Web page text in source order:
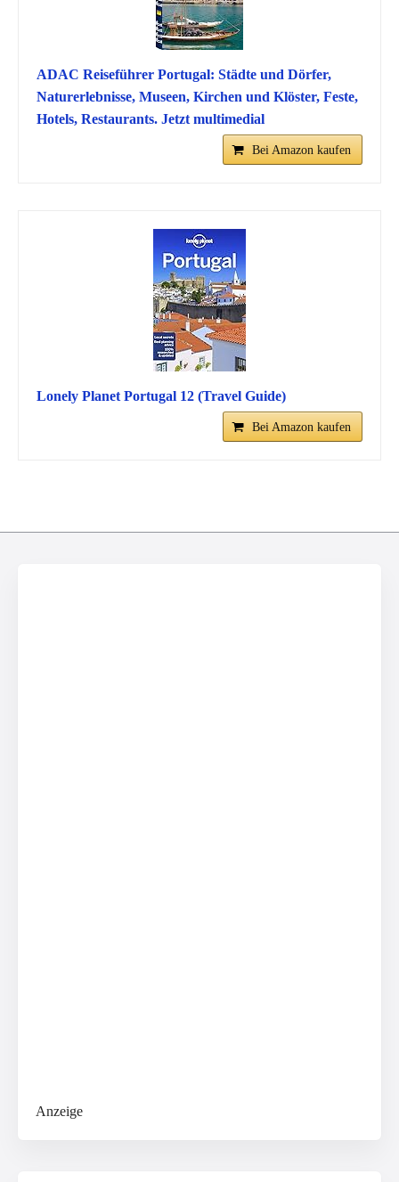
ADAC Reiseführer Portugal: Städte und Dörfer,
Naturerlebnisse, Museen, Kirchen und Klöster, Feste,
Hotels, Restaurants. Jetzt multimedial
Bei Amazon kaufen
Lonely Planet Portugal 12 (Travel Guide)
Bei Amazon kaufen
Anzeige